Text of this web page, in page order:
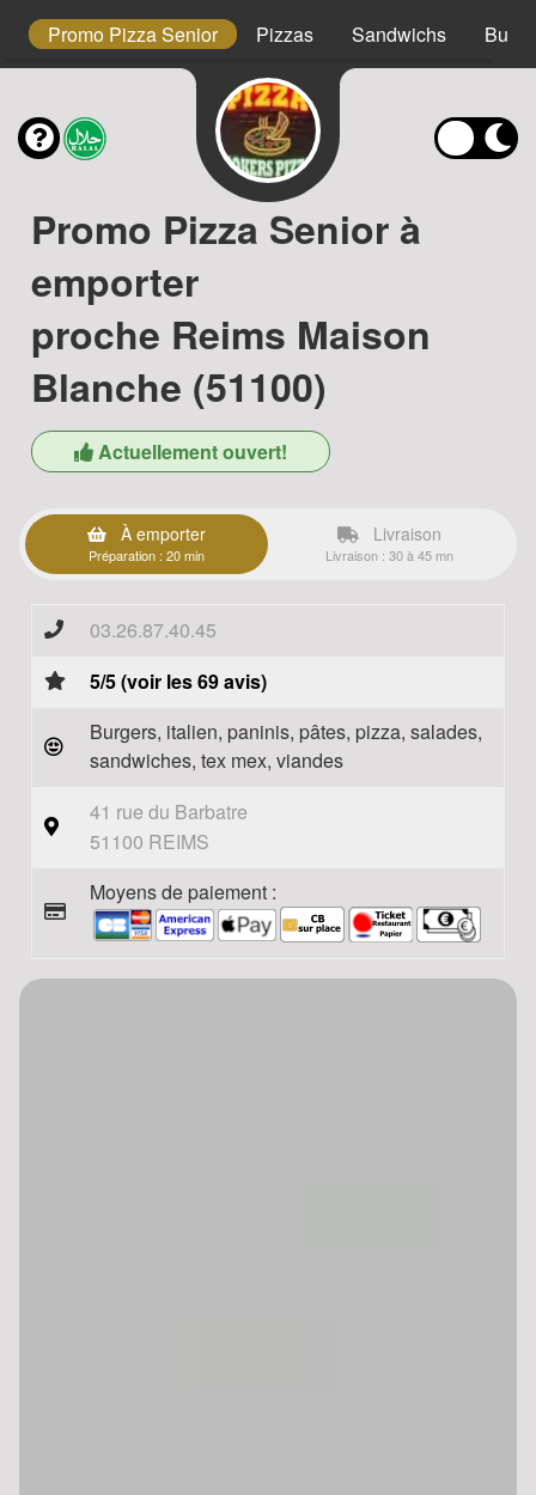
Promo Pizza Senior Pizzas Sandwichs
Promo Pizza Senior à
emporter
proche Reims Maison
Blanche (51100)
Actuellement ouvert!
À emporter
Préparation : 20 min
Livraison
Livraison : 30 à 45 mn
03.26.87.40.45
5/5 (voir les 69 avis)
Burgers, italien, paninis, pâtes, pizza, salades,
sandwiches, tex mex, viandes
41 rue du Barbatre
51100 REIMS
Moyens de paiement :